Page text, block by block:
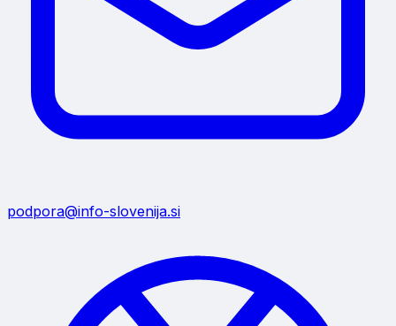
podpora@info-slovenija.si